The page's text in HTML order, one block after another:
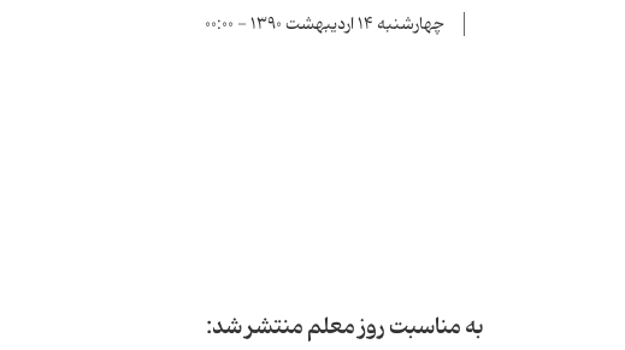
چهارشنبه ۱۴ اردیبهشت ۱۳۹۰ - ۰۰:۰۰
به مناسبت روز معلم منتشر شد: